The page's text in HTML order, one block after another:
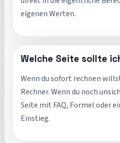
eigenen Werten.
Welche Seite sollte
Wenn du sofort rechnen
Rechner. Wenn du noch
Seite mit FAQ, Formel oder
Einstieg.